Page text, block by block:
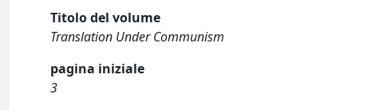
Titolo del volume
Translation Under Communism
pagina iniziale
3